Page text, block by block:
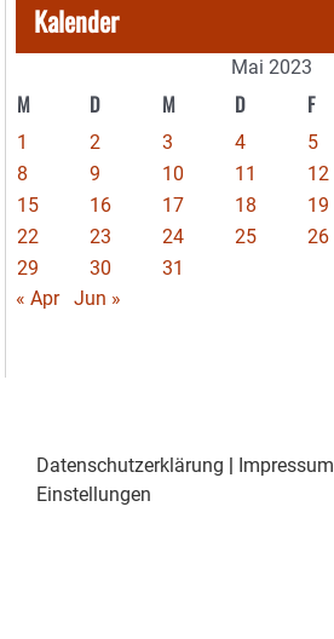
Kalender
Mai 2023
M D M D F
1 2 3 4 5
8
9 10 11 12
15
16 17 18 19
22
23 24 25 26
29
30
31
« Apr
Jun »
Datenschutzerklärung | Impressum
Einstellungen